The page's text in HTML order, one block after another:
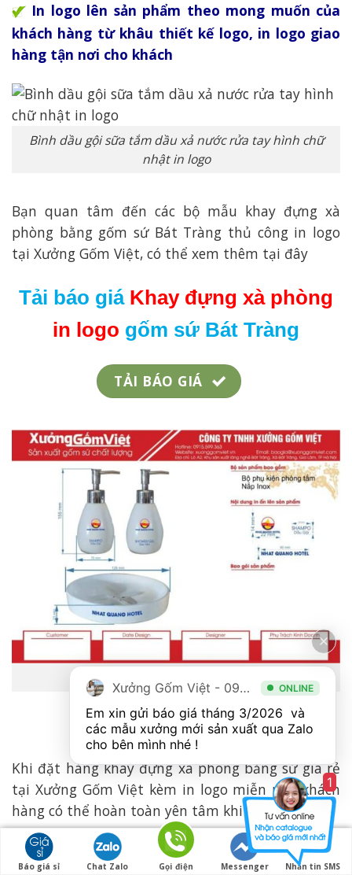
In logo lên sản phẩm theo mong muốn của
khách hàng từ khâu thiết kế logo, in logo giao
hàng tận nơi cho khách
Bình dầu gội sữa tắm dầu xả nước rửa tay hình chữ
nhật in logo
Bạn quan tâm đến các bộ mẫu khay đựng xà
phòng bằng gốm sứ Bát Tràng thủ công in logo
tại Xưởng Gốm Việt, có thể xem thêm tại đây
Tải báo giá Khay đựng xà phòng
in logo gốm sứ Bát Tràng
TẢI BÁO GIÁ
Market sản phẩm in logo
Khi đặt hàng khay đựng xà phòng bằng sứ giá rẻ
tại Xưởng Gốm Việt kèm in logo miễn phí, khách
hàng có thể hoàn toàn yên tâm khi
Sản phẩm đẹp mắt, màu in logo chất lượng
Báo giá sỉ Chat Zalo Gọi điện Messenger Nhắn tin SMS
Xưởng Gốm Việt - 094.1900.823 ONLINE
Em xin gửi báo giá tháng 3/2026  và
các mẫu xưởng mới sản xuất qua Zalo
cho bên mình nhé !
1